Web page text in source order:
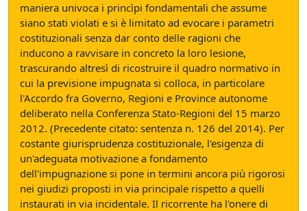
maniera univoca i princìpi fondamentali che assume
siano stati violati e si è limitato ad evocare i parametri
costituzionali senza dar conto delle ragioni che
inducono a ravvisare in concreto la loro lesione,
trascurando altresì di ricostruire il quadro normativo in
cui la previsione impugnata si colloca, in particolare
l'Accordo fra Governo, Regioni e Province autonome
deliberato nella Conferenza Stato-Regioni del 15 marzo
2012. (Precedente citato: sentenza n. 126 del 2014). Per
costante giurisprudenza costituzionale, l'esigenza di
un'adeguata motivazione a fondamento
dell'impugnazione si pone in termini ancora più rigorosi
nei giudizi proposti in via principale rispetto a quelli
instaurati in via incidentale. Il ricorrente ha l'onere di